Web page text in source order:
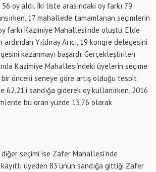
56 oy aldı. İki liste arasındaki oy farkı 79
17 mahallede tamamlanan seçimlerin
farkı Kazimiye Mahallesi’nde oluştu. Elde
Yıldıray Arıcı, 19 kongre delegesini
kazanmayı başardı. Gerçekleştirilen
Kazimiye Mahallesi’ndeki üyelerin seçime
bir önceki seneye göre artış olduğu tespit
62,21’i sandığa giderek oy kullanırken, 2016
bu oran yüzde 13,76 olarak
diğer seçimi ise Zafer Mahallesi’nde
üyeden 83’ünün sandığa gittiği Zafer